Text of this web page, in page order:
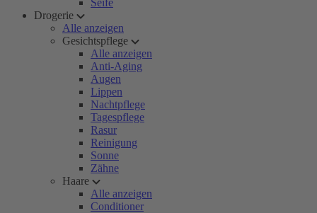
Seife
Drogerie
Alle anzeigen
Gesichtspflege
Alle anzeigen
Anti-Aging
Augen
Lippen
Nachtpflege
Tagespflege
Rasur
Reinigung
Sonne
Zähne
Haare
Alle anzeigen
Conditioner